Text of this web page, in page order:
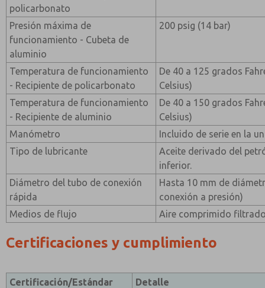
policarbonato
Presión máxima de
funcionamiento - Cubeta de
aluminio
200 psig (14 bar)
Temperatura de funcionamiento
- Recipiente de policarbonato
De 40 a 125 grados
Celsius)
Temperatura de funcionamiento
- Recipiente de aluminio
De 40 a 150 grados
Celsius)
Manómetro
Incluido de serie en la
Tipo de lubricante
Aceite derivado del
inferior.
Diámetro del tubo de conexión
rápida
Hasta 10 mm de
conexión a presión)
Medios de flujo
Aire comprimido
Certificaciones y cumplimiento
Certificación/Estándar
Detalle